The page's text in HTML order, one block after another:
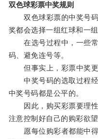
双色球彩票中奖规则
双色球彩票的中奖号码
奖都会选择一组红球和一
在选号过程中，一些常
码、避免连号等。
但事实上，彩票中奖更
中奖号码的选取过程经
中奖号码都是公平的。
因此，购买彩票要理性
注意控制好自己的购彩欲
愿每位购彩者都能中得